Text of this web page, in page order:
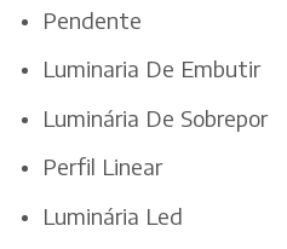
Pendente
Luminaria De Embutir
Luminária De Sobrepor
Perfil Linear
Luminária Led